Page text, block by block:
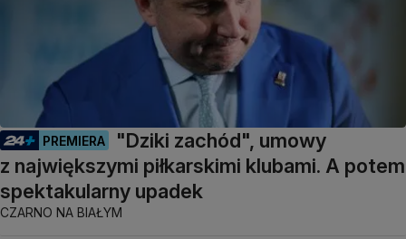
PREMIERA
"Dziki zachód", umowy
z największymi piłkarskimi klubami. A potem
spektakularny upadek
CZARNO NA BIAŁYM